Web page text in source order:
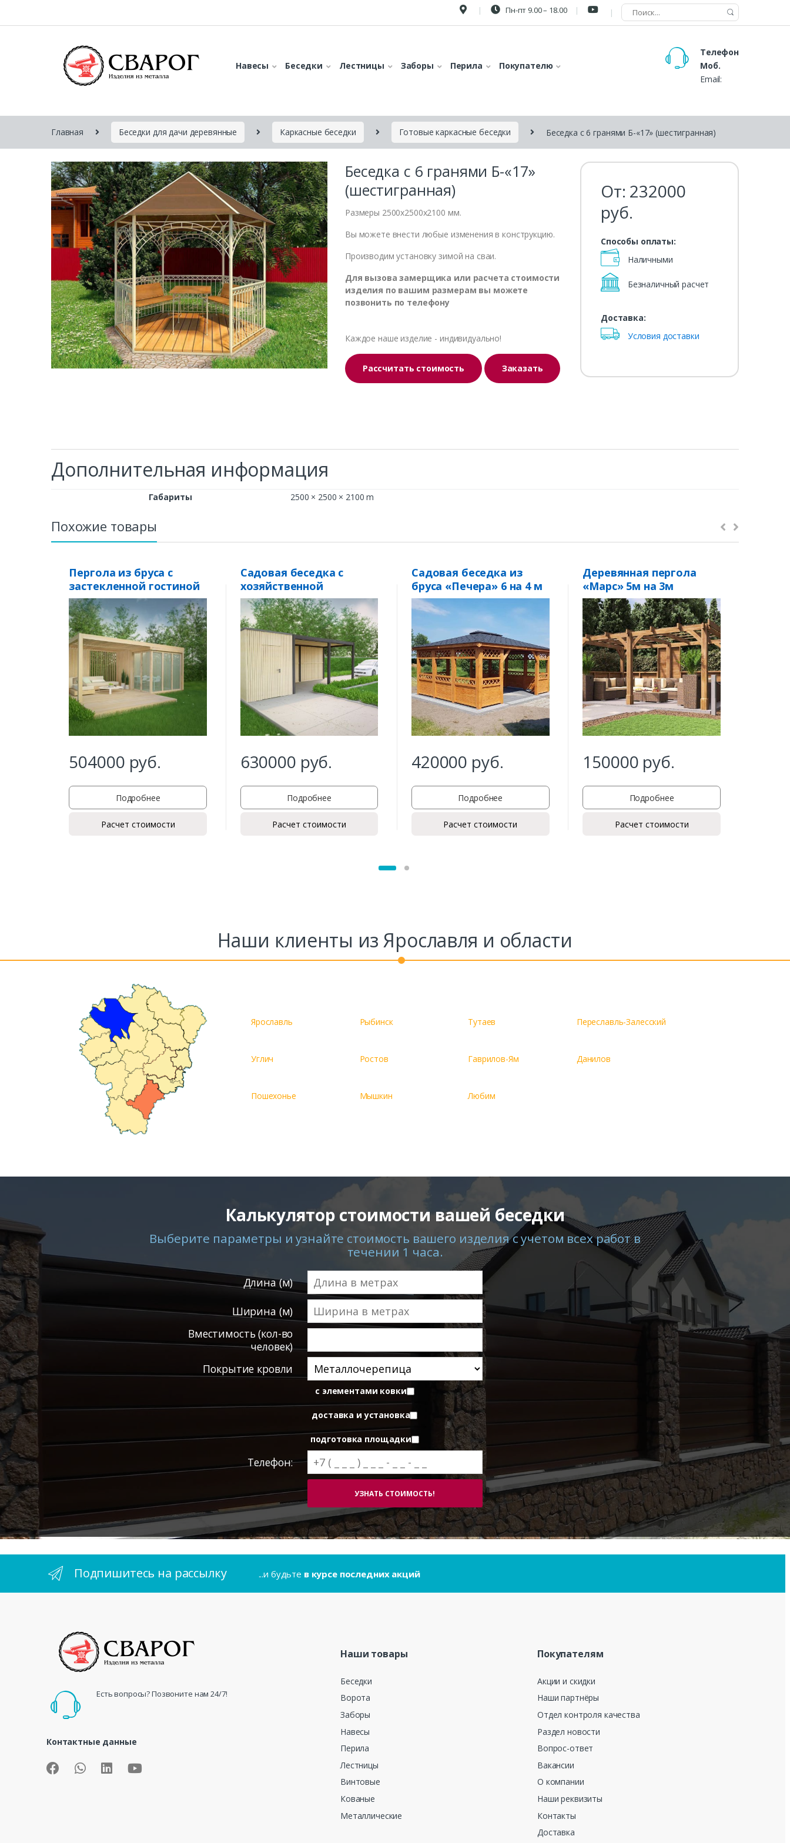
Пн-пт 9.00 – 18.00
Навесы Беседки Лестницы Заборы Перила Покупателю
Телефон
Моб.
Email:
Главная Беседки для дачи деревянные Каркасные беседки Готовые каркасные беседки Беседка с 6 гранями Б-«17» (шестигранная)
Беседка с 6 гранями Б-«17»
(шестигранная)
Размеры 2500x2500x2100 мм.
Вы можете внести любые изменения в конструкцию.
Производим установку зимой на сваи.
Для вызова замерщика или расчета стоимости
изделия по вашим размерам вы можете
позвонить по телефону
Каждое наше изделие - индивидуально!
Рассчитать стоимость Заказать
От: 232000
руб.
Способы оплаты:
Наличными
Безналичный расчет
Доставка:
Условия доставки
Дополнительная информация
Габариты 2500 × 2500 × 2100 m
Похожие товары
Пергола из бруса с
застекленной гостиной
«Ладога»
504000 руб.
Подробнее
Расчет стоимости
Садовая беседка с
хозяйственной
постройкой «Престиж»
630000 руб.
Подробнее
Расчет стоимости
Садовая беседка из
бруса «Печера» 6 на 4 м
420000 руб.
Подробнее
Расчет стоимости
Деревянная пергола
«Марс» 5м на 3м
150000 руб.
Подробнее
Расчет стоимости
Наши клиенты из Ярославля и области
Ярославль Рыбинск Тутаев Переславль-Залесский
Углич Ростов Гаврилов-Ям Данилов
Пошехонье Мышкин Любим
Калькулятор стоимости вашей беседки
Выберите параметры и узнайте стоимость вашего изделия с учетом всех работ в
течении 1 часа.
Длина (м)
Ширина (м)
Вместимость (кол-во
человек)
Покрытие кровли
с элементами ковки
доставка и установка
подготовка площадки
Телефон:
Подпишитесь на рассылку ...и будьте в курсе последних акций
Есть вопросы? Позвоните нам 24/7!
Контактные данные
Наши товары
Беседки
Ворота
Заборы
Навесы
Перила
Лестницы
Винтовые
Кованые
Металлические
Покупателям
Акции и скидки
Наши партнёры
Отдел контроля качества
Раздел новости
Вопрос-ответ
Вакансии
О компании
Наши реквизиты
Контакты
Доставка